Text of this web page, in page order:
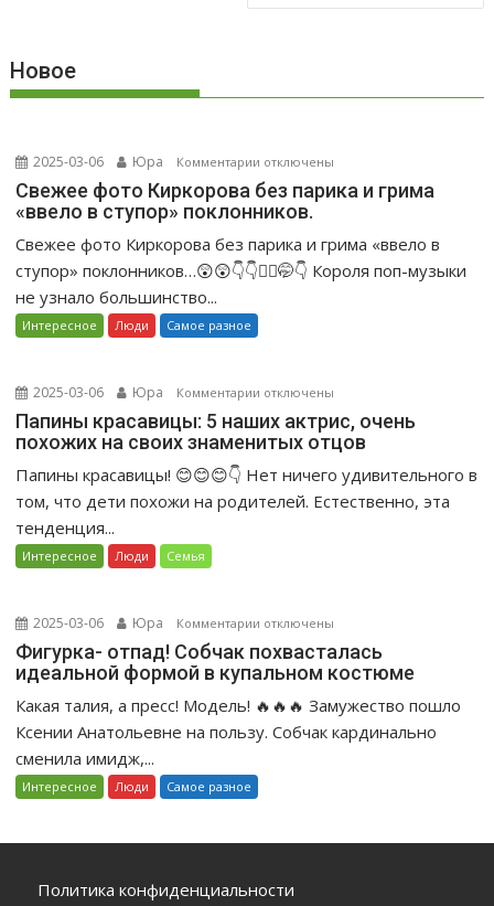
Новое
2025-03-06 Юра Комментарии к
записи
Свежее
Киркорова
без
ступор»
поклонников.
отключены
Свежее фото Киркорова без парика и грима
«ввело в ступор» поклонников.
Свежее фото Киркорова без парика и грима «ввело в
ступор» поклонников…😲😲👇👇🤦‍♀️🤭👇 Короля поп-музыки
не узнало большинство...
Интересное Люди Самое разное
2025-03-06 Юра Комментарии к
записи
Папины
наших
знаменитых
отцов
отключены
Папины красавицы: 5 наших актрис, очень
похожих на своих знаменитых отцов
Папины красавицы! 😊😊😊👇 Нет ничего удивительного в
том, что дети похожи на родителей. Естественно, эта
тенденция...
Интересное Люди Семья
2025-03-06 Юра Комментарии к
записи
Фигурка-
похвасталась
купальном
отключены
Фигурка- отпад! Собчак похвасталась
идеальной формой в купальном костюме
Какая талия, а пресс! Модель! 🔥🔥🔥 Замужество пошло
Ксении Анатольевне на пользу. Собчак кардинально
сменила имидж,...
Интересное Люди Самое разное
Политика конфиденциальности